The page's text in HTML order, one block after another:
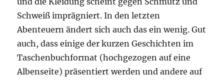
Schweiß imprägniert. In den letzten
Abenteuern ändert sich auch das ein wenig. Gut
auch, dass einige der kurzen Geschichten im
Taschenbuchformat (hochgezogen auf eine
Albenseite) präsentiert werden und andere auf